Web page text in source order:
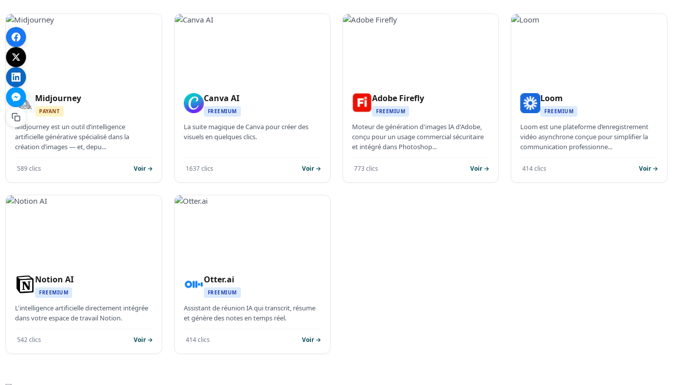
Midjourney
PAYANT
Midjourney est un outil d’intelligence
artificielle générative spécialisé dans la
création d’images — et, depu...
589 clics Voir →
Canva AI
FREEMIUM
La suite magique de Canva pour créer des
visuels en quelques clics.
1637 clics Voir →
Adobe Firefly
FREEMIUM
Moteur de génération d'images IA d'Adobe,
conçu pour un usage commercial sécuritaire
et intégré dans Photoshop...
773 clics Voir →
Loom
FREEMIUM
Loom est une plateforme d’enregistrement
vidéo asynchrone conçue pour simplifier la
communication professionne...
414 clics Voir →
Notion AI
FREEMIUM
L'intelligence artificielle directement intégrée
dans votre espace de travail Notion.
542 clics Voir →
Otter.ai
FREEMIUM
Assistant de réunion IA qui transcrit, résume
et génère des notes en temps réel.
414 clics Voir →